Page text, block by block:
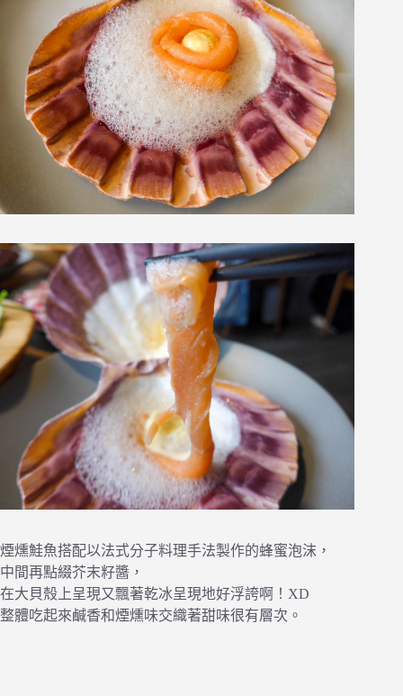
煙燻鮭魚搭配以法式分子料理手法製作的蜂蜜泡沫，
中間再點綴芥末籽醬，
在大貝殼上呈現又飄著乾冰呈現地好浮誇啊！XD
整體吃起來鹹香和煙燻味交織著甜味很有層次。